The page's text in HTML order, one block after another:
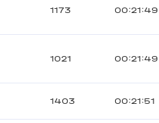
1173 00:21:49
1021 00:21:49
1403 00:21:51